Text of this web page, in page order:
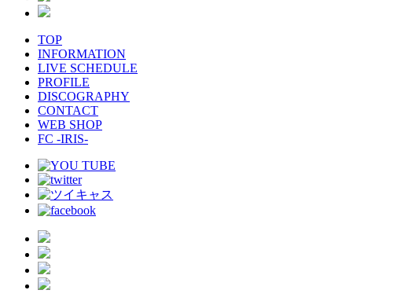
TOP
INFORMATION
LIVE SCHEDULE
PROFILE
DISCOGRAPHY
CONTACT
WEB SHOP
FC -IRIS-